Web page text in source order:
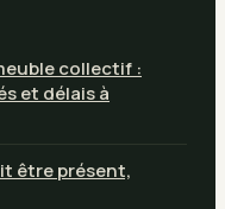
collectif :
et délais à
être présent,